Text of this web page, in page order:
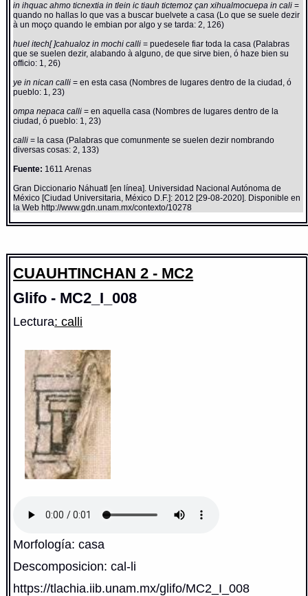
in ihquac ahmo ticnextia in tlein ic tiauh tictemoz çan xihualmocuepa in cali=
quando no hallas lo que vas a buscar buelvete a casa (Lo que se suele dezir
à un moço quando le embian por algo y se tarda: 2, 126)
huel itech[ ]cahualoz in mochi calli= puedesele fiar toda la casa (Palabras
que se suelen dezir, alabando à alguno, de que sirve bien, ó haze bien su
officio: 1, 26)
ye in nican calli= en esta casa (Nombres de lugares dentro de la ciudad, ó
pueblo: 1, 23)
ompa nepaca calli= en aquella casa (Nombres de lugares dentro de la
ciudad, ó pueblo: 1, 23)
calli= la casa (Palabras que comunmente se suelen dezir nombrando
diversas cosas: 2, 133)
Fuente: 1611 Arenas
Gran Diccionario Náhuatl [en línea]. Universidad Nacional Autónoma de
México [Ciudad Universitaria, México D.F.]: 2012 [29-08-2020]. Disponible en
la Web http://www.gdn.unam.mx/contexto/10278
CUAUHTINCHAN 2 - MC2
Glifo - MC2_I_008
Lectura: calli
Morfología: casa
Descomposicion: cal-li
https://tlachia.iib.unam.mx/glifo/MC2_I_008